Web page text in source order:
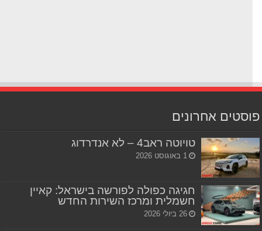
אחרונים
טויוטה ראב4 – לא אנדרדוג
1 באוגוסט 2026
חגיגה כפולה לפורשה בישראל: קאיין
חשמלית ומרכז השירות החדש
26 ביולי 2026